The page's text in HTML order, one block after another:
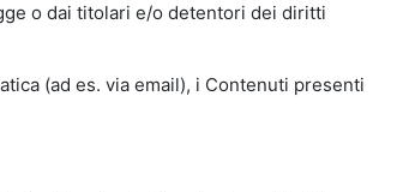
o dai titolari e/o detentori dei diritti
(ad es. via email), i Contenuti presenti